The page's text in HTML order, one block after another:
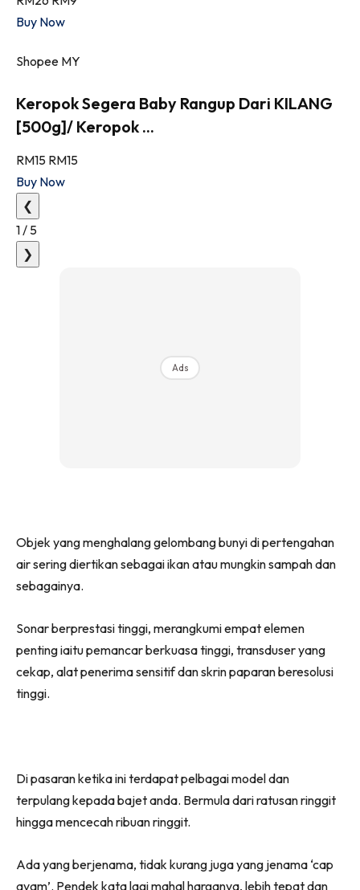
Buy Now
Shopee MY
Keropok Segera Baby Rangup Dari KILANG
[500g]/ Keropok ...
RM15 RM15
Buy Now
❮
1 / 5
❯
Ads
Objek yang menghalang gelombang bunyi di pertengahan
air sering diertikan sebagai ikan atau mungkin sampah dan
sebagainya.
Sonar berprestasi tinggi, merangkumi empat elemen
penting iaitu pemancar berkuasa tinggi, transduser yang
cekap, alat penerima sensitif dan skrin paparan beresolusi
tinggi.
Di pasaran ketika ini terdapat pelbagai model dan
terpulang kepada bajet anda. Bermula dari ratusan ringgit
hingga mencecah ribuan ringgit.
Ada yang berjenama, tidak kurang juga yang jenama ‘cap
ayam’. Pendek kata lagi mahal harganya, lebih tepat dan